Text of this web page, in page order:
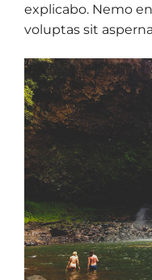
explicabo. Nemo
voluptas sit